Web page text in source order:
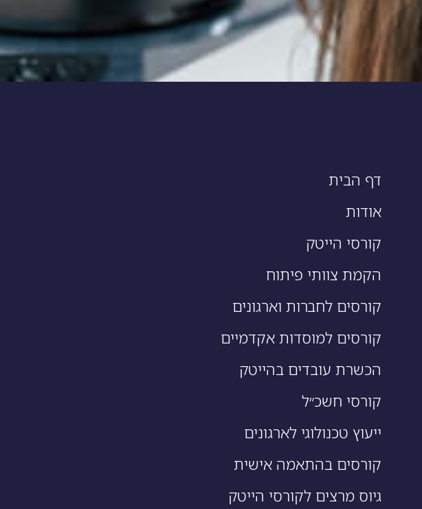
דף הבית
אודות
קורסי הייטק
הקמת צוותי פיתוח
קורסים לחברות וארגונים
קורסים למוסדות אקדמיים
הכשרת עובדים בהייטק
קורסי חשכ״ל
ייעוץ טכנולוגי לארגונים
קורסים בהתאמה אישית
גיוס מרצים לקורסי הייטק